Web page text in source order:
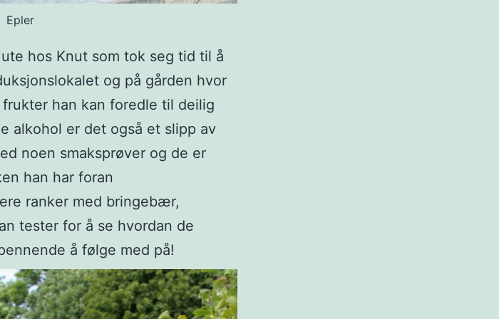
Epler
hos Knut som tok seg tid til å
og på gården hvor
han kan foredle til deilig
alkohol er det også et slipp av
noen smaksprøver og de er
han har foran
ranker med bringebær,
tester for å se hvordan de
å følge med på!